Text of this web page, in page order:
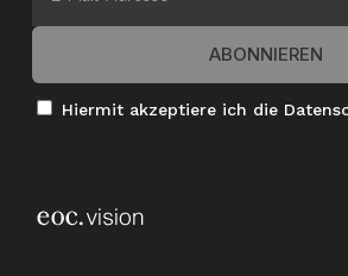
Hiermit akzeptiere ich die